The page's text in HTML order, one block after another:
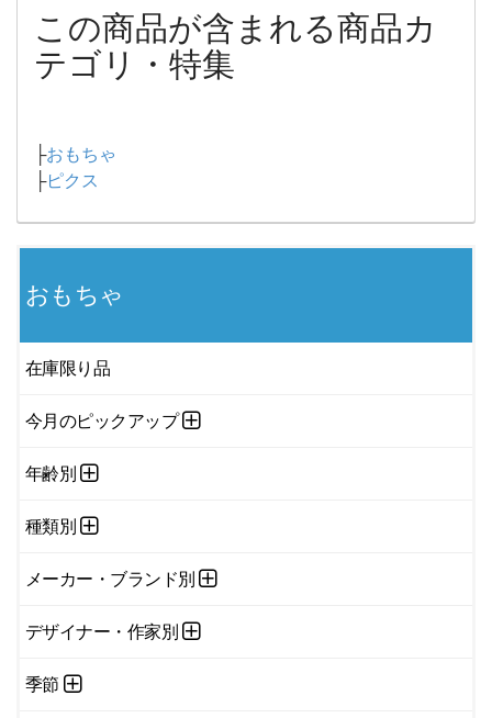
この商品が含まれる商品カ
テゴリ・特集
├おもちゃ
├ピクス
おもちゃ
在庫限り品
今月のピックアップ
年齢別
種類別
メーカー・ブランド別
デザイナー・作家別
季節